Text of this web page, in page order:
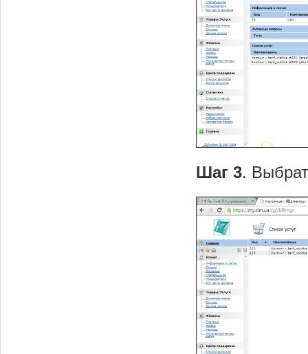
Шаг 3.